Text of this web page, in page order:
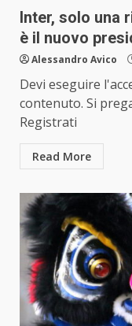
Inter, solo una
è il nuovo
Alessandro Avico
Devi eseguire
contenuto. Si
Registrati
Read More